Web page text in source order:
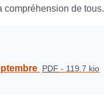
compréhension de tous.
PDF - 119.7 kio